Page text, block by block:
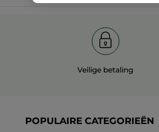
Veilige betaling
POPULAIRE CATEGORIEËN